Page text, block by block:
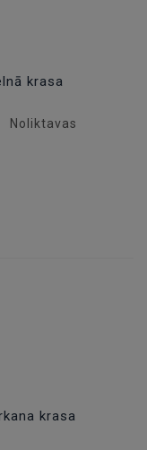
krasa
Noliktavas
krasa